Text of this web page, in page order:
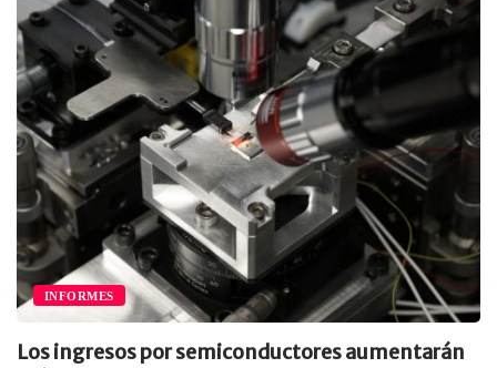
INFORMES
Los ingresos por semiconductores aumentarán